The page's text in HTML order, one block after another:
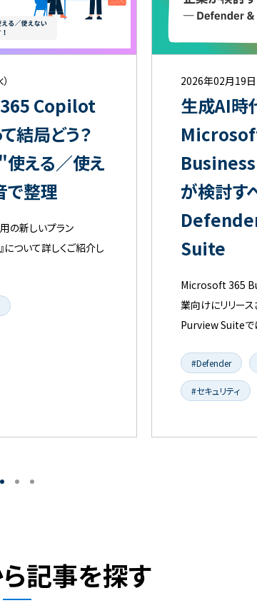
Copilot
結局どう？
える／使え
で整理
の新しいプラン
ついて詳しくご紹介し
2026年02月19日
生成AI時
が検討す
Suite
Microsoft 365
業向けにリリー
Purview Suiteで
#Defender
#セキュリティ
記事を探す